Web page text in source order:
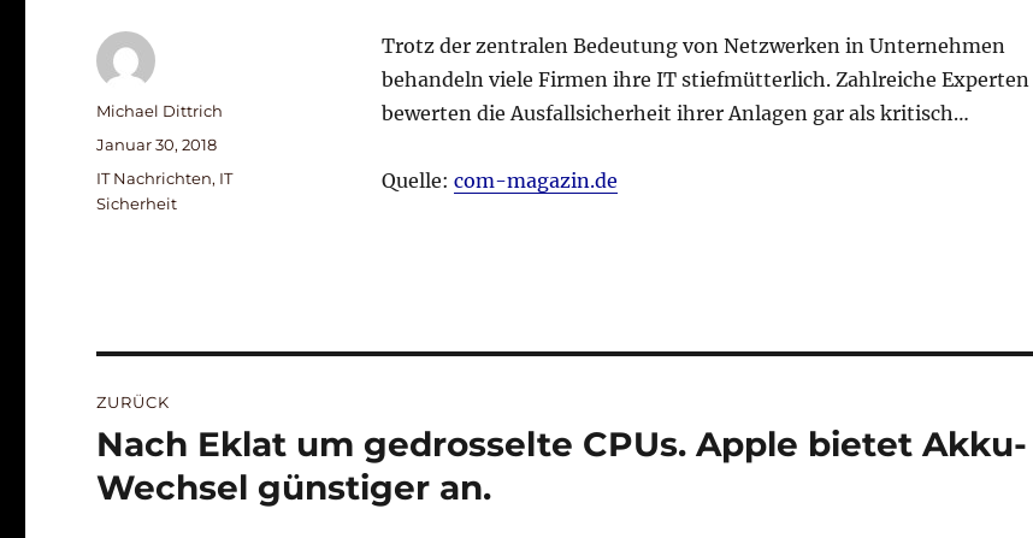
Trotz der zentralen Bedeutung von Netzwerken in Unternehmen
behandeln viele Firmen ihre IT stiefmütterlich. Zahlreiche Experten
bewerten die Ausfallsicherheit ihrer Anlagen gar als kritisch…
Quelle: com-magazin.de
Autor
Michael Dittrich
Veröffentlicht
am
Januar 30, 2018
Kategorien
IT Nachrichten, IT
Sicherheit
ZURÜCK
Vorheriger
Beitrag:
Nach Eklat um gedrosselte CPUs. Apple bietet Akku-
Wechsel günstiger an.